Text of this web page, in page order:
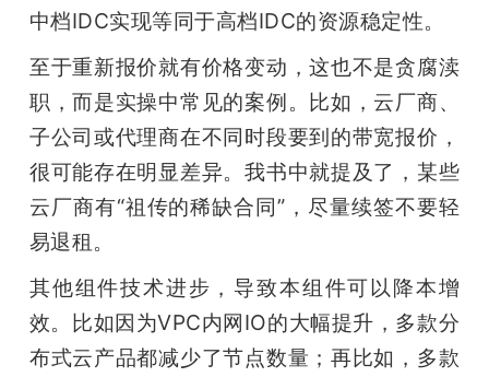
中档IDC实现等同于高档IDC的资源稳定性。
至于重新报价就有价格变动，这也不是贪腐渎
职，而是实操中常见的案例。比如，云厂商、
子公司或代理商在不同时段要到的带宽报价，
很可能存在明显差异。我书中就提及了，某些
云厂商有“祖传的稀缺合同”，尽量续签不要轻
易退租。
其他组件技术进步，导致本组件可以降本增
效。比如因为VPC内网IO的大幅提升，多款分
布式云产品都减少了节点数量；再比如，多款